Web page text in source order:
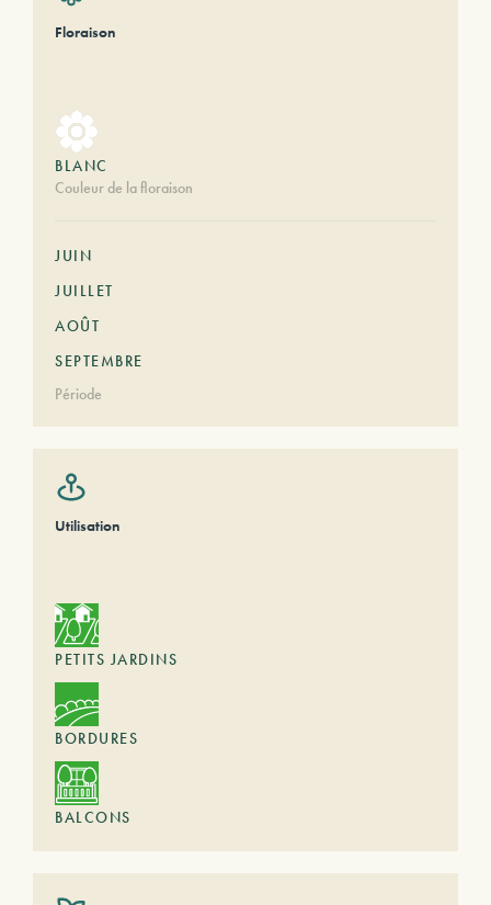
Floraison
BLANC
Couleur de la floraison
JUIN
JUILLET
AOÛT
SEPTEMBRE
Période
Utilisation
PETITS JARDINS
BORDURES
BALCONS